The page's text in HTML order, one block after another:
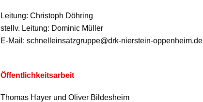
Leitung: Christoph Döhring
stellv. Leitung: Dominic Müller
E-Mail: schnelleinsatzgruppe@drk-nierstein-oppenheim.de
Öffentlichkeitsarbeit
Thomas Hayer und Oliver Bildesheim